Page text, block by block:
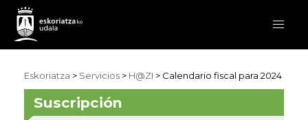
Eskoriatza > Servicios > H@ZI > Calendario fiscal para 2024
Suscripción